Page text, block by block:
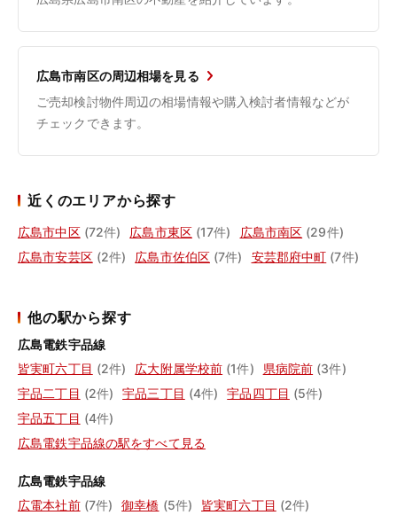
広島市南区の周辺相場を見る
ご売却検討物件周辺の相場情報や購入検討者情報などが
チェックできます。
近くのエリアから探す
広島市中区 (72件) 広島市東区 (17件) 広島市南区 (29件)
広島市安芸区 (2件) 広島市佐伯区 (7件) 安芸郡府中町 (7件)
他の駅から探す
広島電鉄宇品線
皆実町六丁目 (2件) 広大附属学校前 (1件) 県病院前 (3件)
宇品二丁目 (2件) 宇品三丁目 (4件) 宇品四丁目 (5件)
宇品五丁目 (4件)
広島電鉄宇品線の駅をすべて見る
広島電鉄宇品線
広電本社前 (7件) 御幸橋 (5件) 皆実町六丁目 (2件)